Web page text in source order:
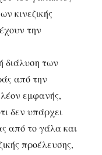
κινεζικής
την
διάλυση των
από την
εμφανής,
δεν υπάρχει
από το γάλα και
προέλευσης,